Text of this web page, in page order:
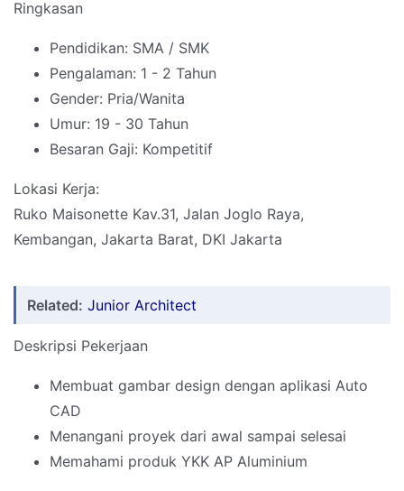
Ringkasan
Pendidikan: SMA / SMK
Pengalaman: 1 - 2 Tahun
Gender: Pria/Wanita
Umur: 19 - 30 Tahun
Besaran Gaji: Kompetitif
Lokasi Kerja:
Ruko Maisonette Kav.31, Jalan Joglo Raya,
Kembangan, Jakarta Barat, DKI Jakarta
Related: Junior Architect
Deskripsi Pekerjaan
Membuat gambar design dengan aplikasi Auto
CAD
Menangani proyek dari awal sampai selesai
Memahami produk YKK AP Aluminium